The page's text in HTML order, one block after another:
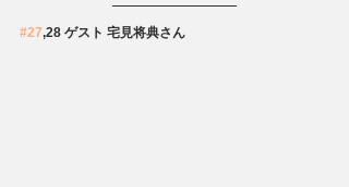
#27,28 ゲスト 宅見将典さん